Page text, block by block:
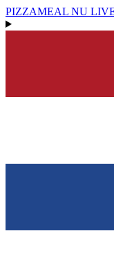
PIZZAMEAL NU